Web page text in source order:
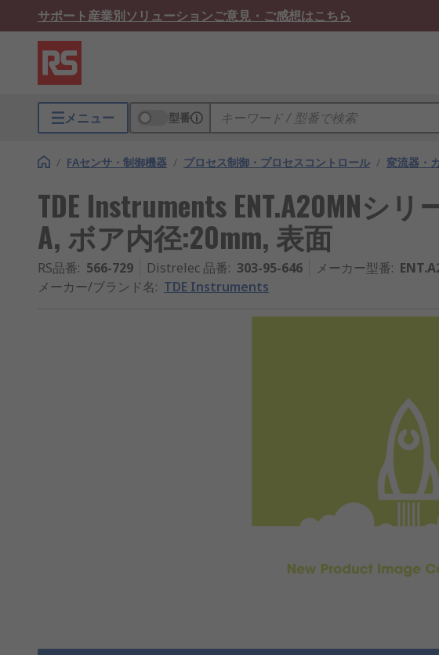
サポート産業別ソリューションご意見・ご感想はこちら
メニュー 型番
/ FAセンサ・制御機器 / プロセス制御・プロセスコントロール / 変流器・
TDE Instruments ENT.A20MNシ
A, ボア内径:20mm, 表面
RS品番: 566-729 Distrelec 品番: 303-95-646 メーカー型番:
メーカー/ブランド名: TDE Instruments